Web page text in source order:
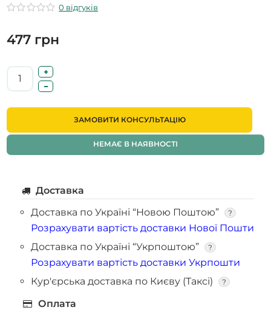
0 відгуків
477 грн
ЗАМОВИТИ КОНСУЛЬТАЦІЮ
НЕМАЄ В НАЯВНОСТІ
Доставка
Доставка по Україні “Новою Поштою”
?
Розрахувати вартість доставки Нової Пошти
Доставка по Україні “Укрпоштою”
?
Розрахувати вартість доставки Укрпошти
Кур'єрська доставка по Києву (Таксі)
?
Оплата